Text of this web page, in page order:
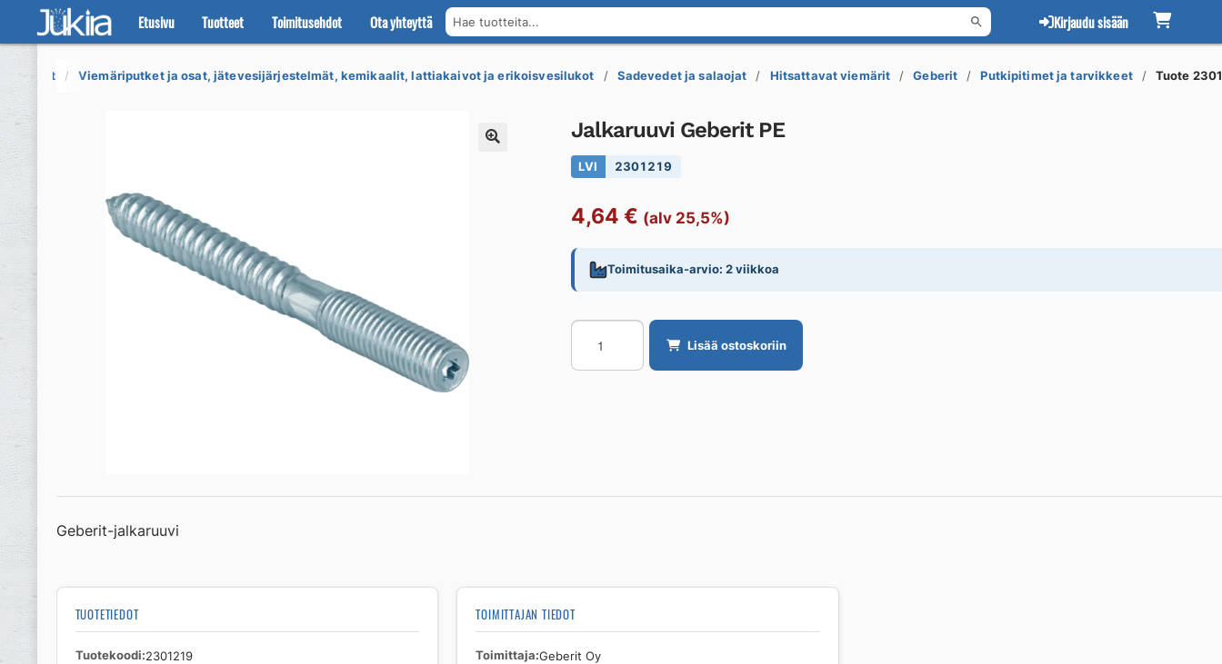
Etusivu Tuotteet Toimitusehdot Ota yhteyttä Hae tuotteita... Kirjaudu sisään
Siirry
navigointiin
Siirry
sisältöön
Tuotteet Viemäriputket ja osat, jätevesijärjestelmät, kemikaalit, lattiakaivot ja erikoisvesilukot Sadevedet ja salaojat Hitsattavat viemärit Geberit Putkipitimet ja tarvikkeet Tuote
Jalkaruuvi Geberit PE
LVI 2301219
4,64 € (alv 25,5%)
Toimitusaika-arvio: 2 viikkoa
Jalkaruuvi
Geberit
PE
Lisää ostoskoriin
Geberit-jalkaruuvi
TUOTETIEDOT
Tuotekoodi 2301219
TOIMITTAJAN TIEDOT
Toimittaja Geberit Oy